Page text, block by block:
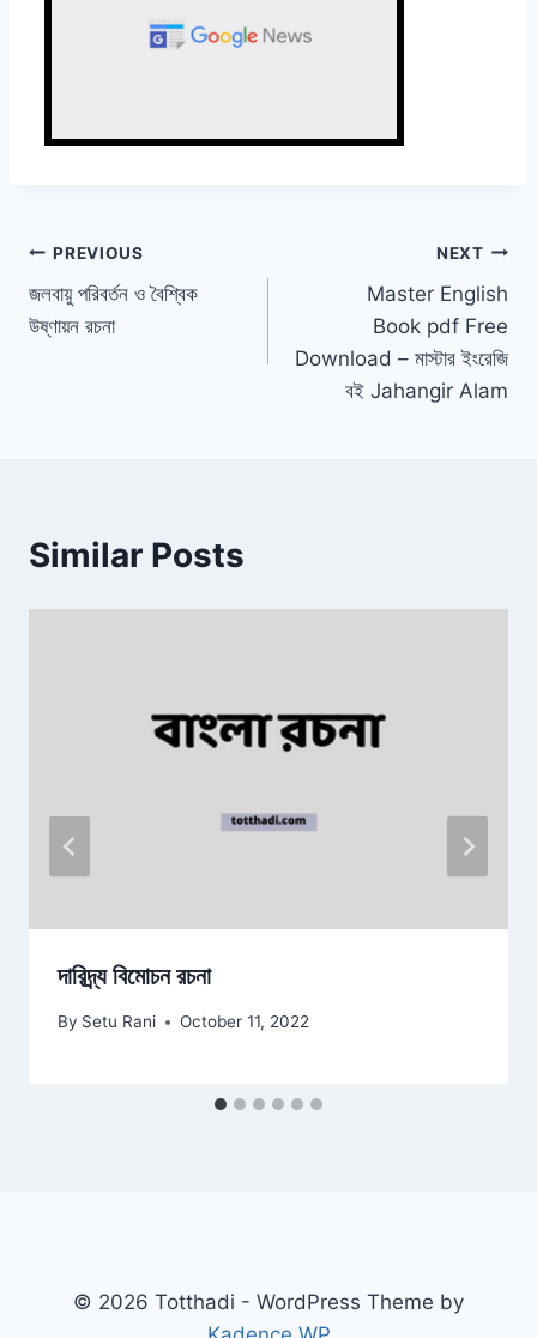
Post
navigation
PREVIOUS
জলবায়ু পরিবর্তন ও বৈশ্বিক
উষ্ণায়ন রচনা
NEXT
Master English
Book pdf Free
Download – মাস্টার ইংরেজি
বই Jahangir Alam
Similar Posts
দারিদ্র্য বিমোচন রচনা
By Setu Rani October 11, 2022
© 2026 Totthadi - WordPress Theme by